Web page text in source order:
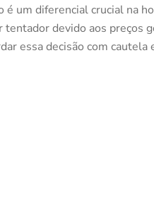
é um diferencial crucial na
devido aos preços
essa decisão com cautela